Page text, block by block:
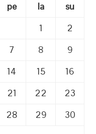
pe la
su
1
2
7 8
9
14 15
16
21 22
23
28 29
30